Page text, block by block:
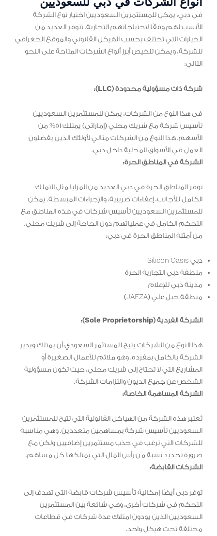
في دبي، يمكن للمستثمرين السعوديين اختيار نوع الشركة
الأنسب لهم وفقًا لاحتياجاتهم التجارية. تتوفر العديد من
الخيارات التي تختلف بحسب الهيكل القانوني والموقع الجغرافي
للشركة، ويمكن تلخيص أبرز أنواع الشركات المتاحة على النحو
التالي:
شركة ذات مسؤولية محدودة (LLC):
في هذا النوع من الشركات، يمكن للمستثمرين السعوديين
تأسيس شركة مع شريك محلي (إماراتي) يمتلك 51% من
الأسهم. هذا النوع من الشركات مثالي لأولئك الذين يفضلون
العمل في الأسواق المحلية داخل دبي.
الشركة في المناطق الحرة:
توفر المناطق الحرة في دبي العديد من المزايا مثل التملك
الكامل للأجانب، إعفاءات ضريبية، والإجراءات المبسطة. يمكن
للمستثمرين السعوديين تأسيس شركات في هذه المناطق مع
التحكم الكامل في عملياتهم دون الحاجة إلى شريك محلي.
من أمثلة المناطق الحرة في دبي:
دبي Silicon Oasis
منطقة دبي التجارية الحرة
مدينة دبي للإعلام
منطقة جبل علي (JAFZA)
الشركة الفردية (Sole Proprietorship):
هذا النوع من الشركات يتيح للمستثمر السعودي أن يمتلك ويدير
الشركة بالكامل بمفرده. وهو ملائم للأعمال الصغيرة أو
المشاريع التي لا تحتاج إلى شريك محلي، حيث تكون مسؤولية
الشخص عن جميع الديون والتزامات الشركة.
الشركة المساهمة الخاصة:
تُعتبر هذه الشركة من الهياكل القانونية التي تتيح للمستثمرين
السعوديين تأسيس شركة بمساهمين متعددين. وهي مناسبة
للشركات التي ترغب في جذب مستثمرين إضافيين ولكن مع
ضرورة تحديد نسبة من رأس المال التي يمتلكها كل مساهم.
الشركات القابضة:
توفر دبي أيضًا إمكانية تأسيس شركات قابضة التي تهدف إلى
التحكم في شركات أخرى، وهي شائعة بين المستثمرين
السعوديين الذين يودون امتلاك عدة شركات في قطاعات
مختلفة تحت هيكل واحد.